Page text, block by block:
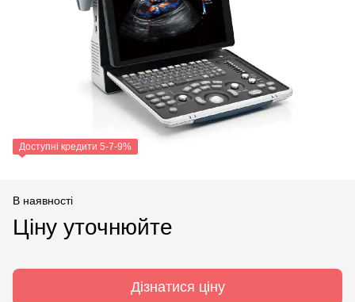
Доступні кредити 5-7-9%
В наявності
Ціну уточнюйте
Дізнатися ціну